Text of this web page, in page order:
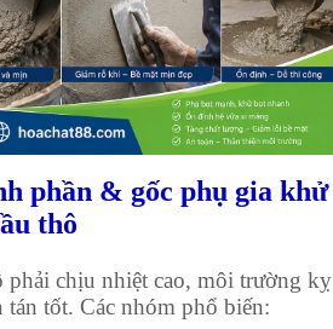
phần & gốc phụ gia khử
thô
phải chịu nhiệt cao, môi trường kỵ
tán tốt. Các nhóm phổ biến: